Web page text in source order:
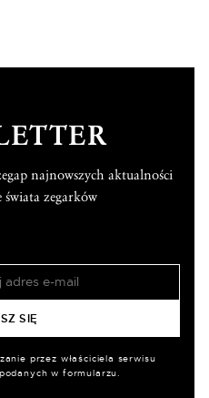
najnowszych aktualności
świata zegarków
przez właściciela serwisu
w formularzu.